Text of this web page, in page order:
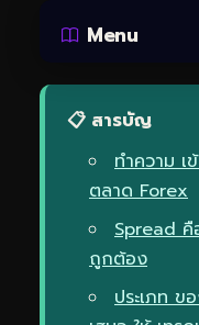
Menu
📋 สารบัญ
ทำความ เ
ตลาด Forex
Spread คื
ถูกต้อง
ประเภท ข